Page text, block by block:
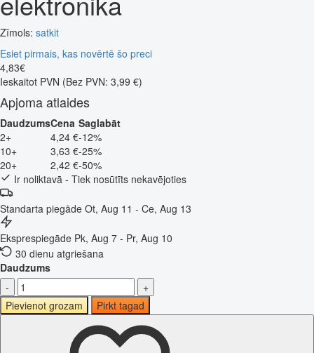
Zīmols: satkit
Esiet pirmais, kas novērtē šo preci
4,83€
Ieskaitot PVN (Bez PVN: 3,99 €)
Apjoma atlaides
DaudzumsCena Saglabāt
2+
4,24 €-12%
10+
3,63 €-25%
20+
2,42 €-50%
Ir noliktavā - Tiek nosūtīts nekavējoties
Standarta piegāde Ot, Aug 11 - Ce, Aug 13
Eksprespiegāde Pk, Aug 7 - Pr, Aug 10
30 dienu atgriešana
Daudzums
-
+
Pievienot grozam
Pirkt tagad